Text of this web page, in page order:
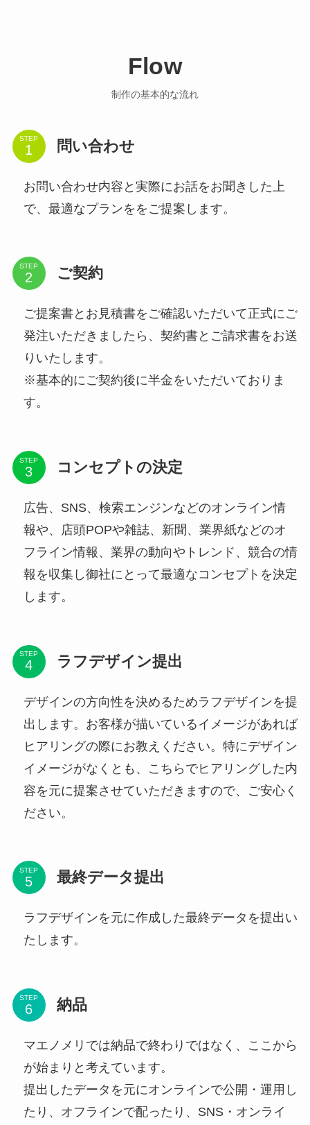
Flow
制作の基本的な流れ
STEP 問い合わせ
お問い合わせ内容と実際にお話をお聞きした上
で、最適なプランををご提案します。
STEP ご契約
ご提案書とお見積書をご確認いただいて正式にご
発注いただきましたら、契約書とご請求書をお送
りいたします。
※基本的にご契約後に半金をいただいておりま
す。
STEP コンセプトの決定
広告、SNS、検索エンジンなどのオンライン情
報や、店頭POPや雑誌、新聞、業界紙などのオ
フライン情報、業界の動向やトレンド、競合の情
報を収集し御社にとって最適なコンセプトを決定
します。
STEP ラフデザイン提出
デザインの方向性を決めるためラフデザインを提
出します。お客様が描いているイメージがあれば
ヒアリングの際にお教えください。特にデザイン
イメージがなくとも、こちらでヒアリングした内
容を元に提案させていただきますので、ご安心く
ださい。
STEP 最終データ提出
ラフデザインを元に作成した最終データを提出い
たします。
STEP 納品
マエノメリでは納品で終わりではなく、ここから
が始まりと考えています。
提出したデータを元にオンラインで公開・運用し
たり、オフラインで配ったり、SNS・オンライ